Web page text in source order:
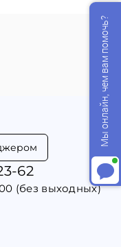
62
(без выходных)
Мы онлайн, чем вам помочь?